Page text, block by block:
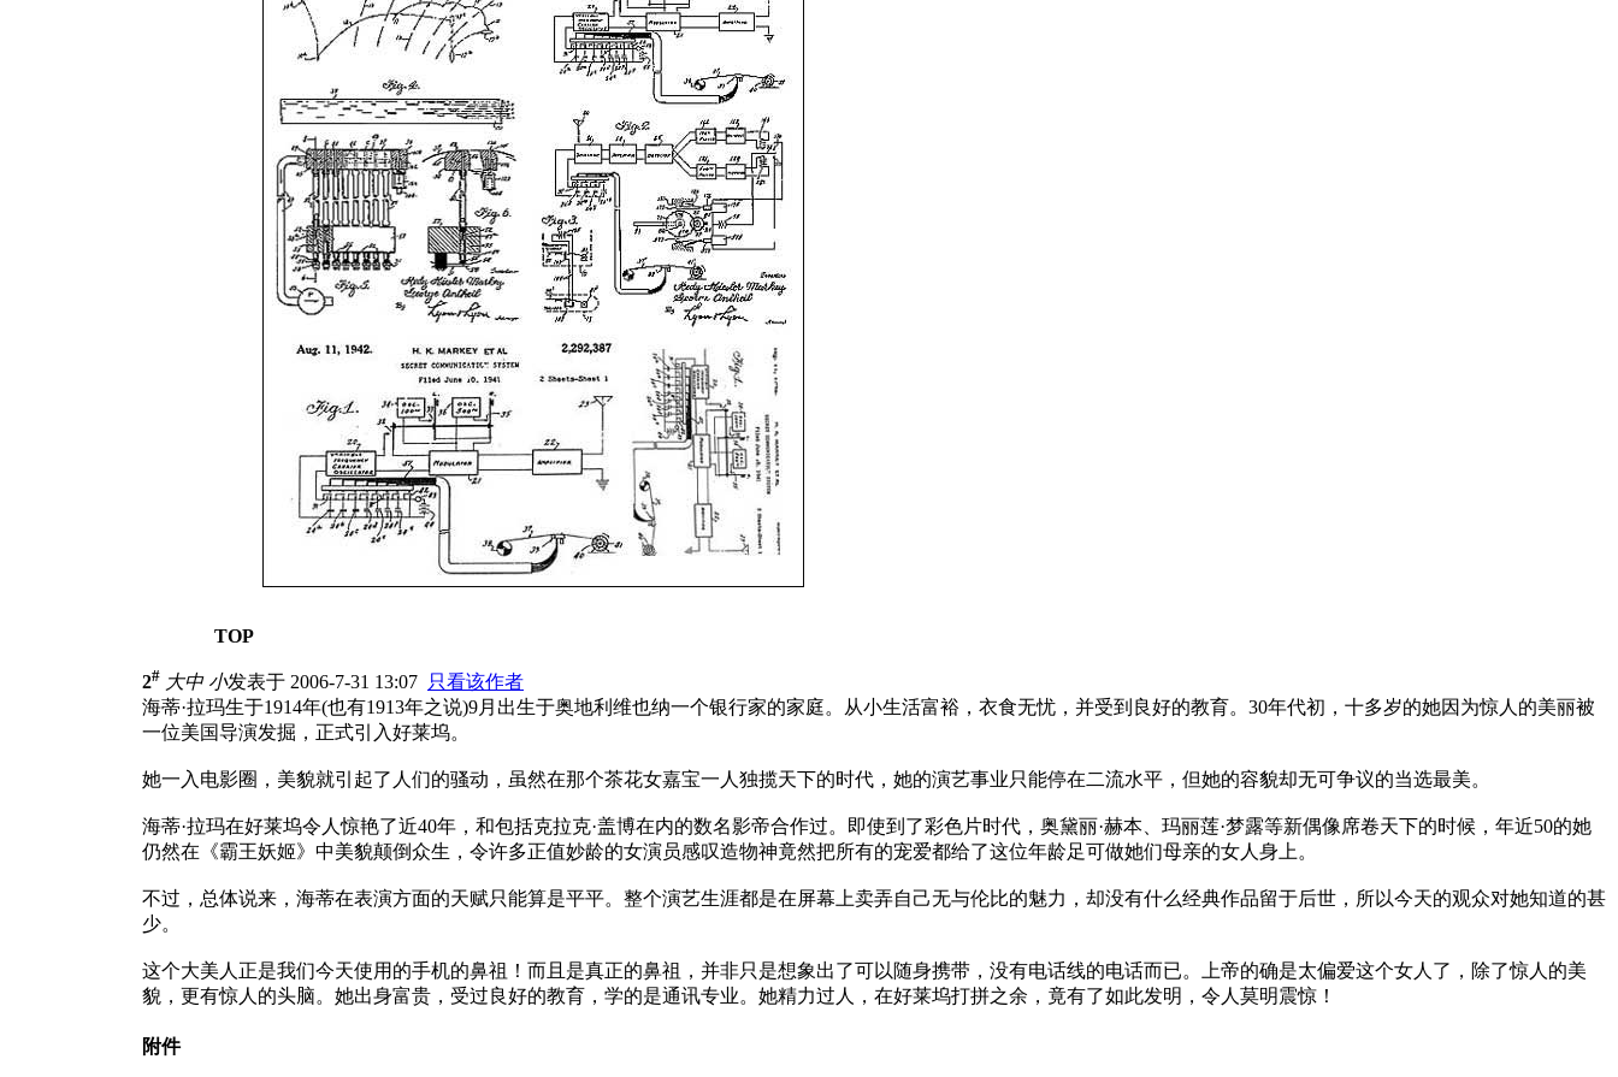
TOP
2# 大中 小发表于 2006-7-31 13:07 只看该作者
海蒂·拉玛生于1914年(也有1913年之说)9月出生于奥地利维也纳一个银行家的家庭。从小生活富裕，衣食无忧，并受到良好的教育。30年代初，十多岁的她因为惊人的美丽被
一位美国导演发掘，正式引入好莱坞。
她一入电影圈，美貌就引起了人们的骚动，虽然在那个茶花女嘉宝一人独揽天下的时代，她的演艺事业只能停在二流水平，但她的容貌却无可争议的当选最美。
海蒂·拉玛在好莱坞令人惊艳了近40年，和包括克拉克·盖博在内的数名影帝合作过。即使到了彩色片时代，奥黛丽·赫本、玛丽莲·梦露等新偶像席卷天下的时候，年近50的她
仍然在《霸王妖姬》中美貌颠倒众生，令许多正值妙龄的女演员感叹造物神竟然把所有的宠爱都给了这位年龄足可做她们母亲的女人身上。
不过，总体说来，海蒂在表演方面的天赋只能算是平平。整个演艺生涯都是在屏幕上卖弄自己无与伦比的魅力，却没有什么经典作品留于后世，所以今天的观众对她知道的甚
少。
这个大美人正是我们今天使用的手机的鼻祖！而且是真正的鼻祖，并非只是想象出了可以随身携带，没有电话线的电话而已。上帝的确是太偏爱这个女人了，除了惊人的美
貌，更有惊人的头脑。她出身富贵，受过良好的教育，学的是通讯专业。她精力过人，在好莱坞打拼之余，竟有了如此发明，令人莫明震惊！
附件